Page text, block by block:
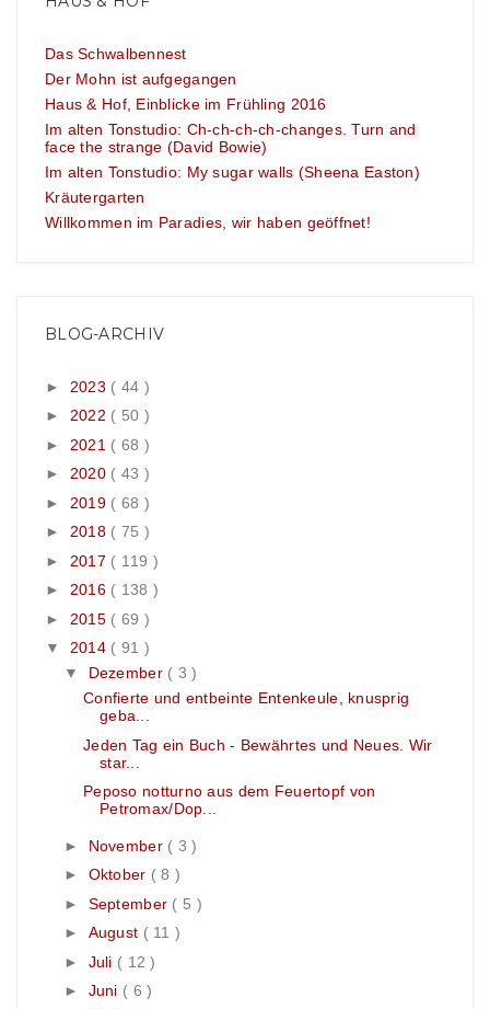
Das Schwalbennest
Der Mohn ist aufgegangen
Haus & Hof, Einblicke im Frühling 2016
Im alten Tonstudio: Ch-ch-ch-ch-changes. Turn and
face the strange (David Bowie)
Im alten Tonstudio: My sugar walls (Sheena Easton)
Kräutergarten
Willkommen im Paradies, wir haben geöffnet!
BLOG-ARCHIV
► 2023 ( 44 )
► 2022 ( 50 )
► 2021 ( 68 )
► 2020 ( 43 )
► 2019 ( 68 )
► 2018 ( 75 )
► 2017 ( 119 )
► 2016 ( 138 )
► 2015 ( 69 )
▼ 2014 ( 91 )
▼ Dezember ( 3 )
Confierte und entbeinte Entenkeule, knusprig
geba...
Jeden Tag ein Buch - Bewährtes und Neues. Wir
star...
Peposo notturno aus dem Feuertopf von
Petromax/Dop...
► November ( 3 )
► Oktober ( 8 )
► September ( 5 )
► August ( 11 )
► Juli ( 12 )
► Juni ( 6 )